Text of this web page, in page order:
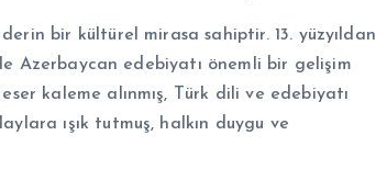
bir kültürel mirasa sahiptir. 13. yüzyıldan
Azerbaycan edebiyatı önemli bir gelişim
kaleme alınmış, Türk dili ve edebiyatı
ışık tutmuş, halkın duygu ve